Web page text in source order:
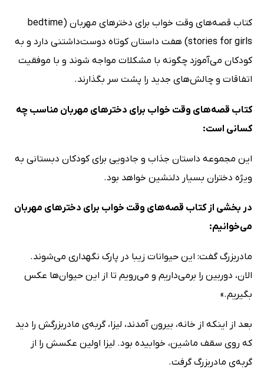
کتاب قصه‌های وقت خواب برای دخترهای مهربان (bedtime
stories for girls) هفت داستان کوتاه دوست‌داشتنی دارد و به
کودکان می‌آموزد چگونه با مشکلات مواجه شوند و با موفقیت
اتفاقات و چالش‌های جدید را پشت سر بگذارند.
کتاب قصه‌های وقت خواب برای دخترهای مهربان مناسب چه
کسانی است:
این مجموعه داستان جذاب و جادویی برای کودکان دبستانی به
ویژه دختران بسیار دلنشین خواهد بود.
در بخشی از کتاب قصه‌های وقت خواب برای دخترهای مهربان
می‌خوانیم:
مادربزرگ گفت: این حیوانات زیبا در پارک نگهداری می‌شوند.
الان، دوربین را برمی‌داریم و می‌رویم تا از این حیوان‌ها عکس
بگیریم.»
بعد از اینکه از خانه، بیرون آمدند، لیزا، گربه‌ی مادربزرگش را دید
که روی سقف ماشین، خوابیده بود. لیزا اولین عکسش را از
گربه‌ی مادربزرگ گرفت.